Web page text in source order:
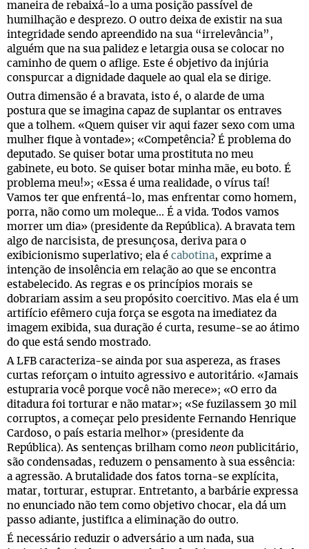
maneira de rebaixá-lo a uma posição passível de
humilhação e desprezo. O outro deixa de existir na sua
integridade sendo apreendido na sua “irrelevância”,
alguém que na sua palidez e letargia ousa se colocar no
caminho de quem o aflige. Este é objetivo da injúria
conspurcar a dignidade daquele ao qual ela se dirige.
Outra dimensão é a bravata, isto é, o alarde de uma
postura que se imagina capaz de suplantar os entraves
que a tolhem. «Quem quiser vir aqui fazer sexo com uma
mulher fique à vontade»; «Competência? É problema do
deputado. Se quiser botar uma prostituta no meu
gabinete, eu boto. Se quiser botar minha mãe, eu boto. É
problema meu!»; «Essa é uma realidade, o vírus taí!
Vamos ter que enfrentá-lo, mas enfrentar como homem,
porra, não como um moleque... É a vida. Todos vamos
morrer um dia» (presidente da República). A bravata tem
algo de narcisista, de presunçosa, deriva para o
exibicionismo superlativo; ela é cabotina, exprime a
intenção de insolência em relação ao que se encontra
estabelecido. As regras e os princípios morais se
dobrariam assim a seu propósito coercitivo. Mas ela é um
artifício efêmero cuja força se esgota na imediatez da
imagem exibida, sua duração é curta, resume-se ao átimo
do que está sendo mostrado.
A LFB caracteriza-se ainda por sua aspereza, as frases
curtas reforçam o intuito agressivo e autoritário. «Jamais
estupraria você porque você não merece»; «O erro da
ditadura foi torturar e não matar»; «Se fuzilassem 30 mil
corruptos, a começar pelo presidente Fernando Henrique
Cardoso, o país estaria melhor» (presidente da
República). As sentenças brilham como neon publicitário,
são condensadas, reduzem o pensamento à sua essência:
a agressão. A brutalidade dos fatos torna-se explícita,
matar, torturar, estuprar. Entretanto, a barbárie expressa
no enunciado não tem como objetivo chocar, ela dá um
passo adiante, justifica a eliminação do outro.
É necessário reduzir o adversário a um nada, sua